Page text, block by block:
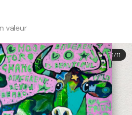
valeur
1/11